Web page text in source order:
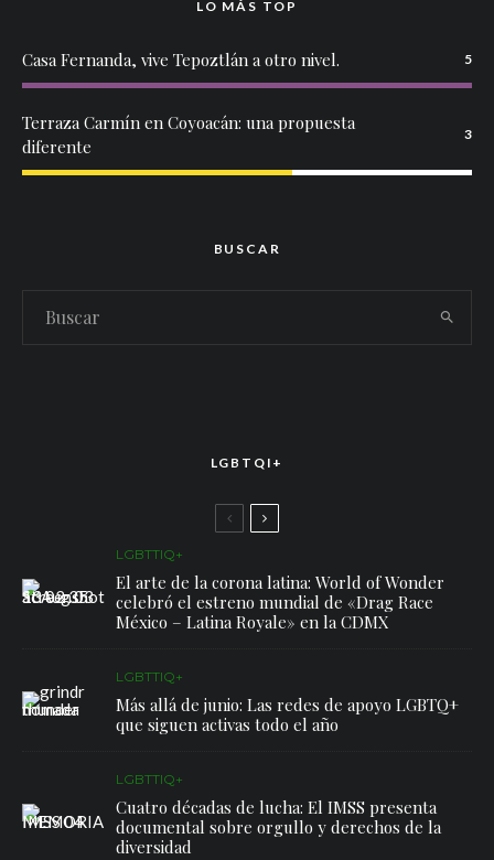
LO MÁS TOP
Casa Fernanda, vive Tepoztlán a otro nivel. 5
Terraza Carmín en Coyoacán: una propuesta
diferente
3
BUSCAR
LGBTQI+
LGBTTIQ+
El arte de la corona latina: World of Wonder
celebró el estreno mundial de «Drag Race
México – Latina Royale» en la CDMX
LGBTTIQ+
Más allá de junio: Las redes de apoyo LGBTQ+
que siguen activas todo el año
LGBTTIQ+
Cuatro décadas de lucha: El IMSS presenta
documental sobre orgullo y derechos de la
diversidad